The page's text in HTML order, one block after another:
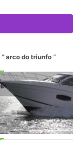
arco do triunfo